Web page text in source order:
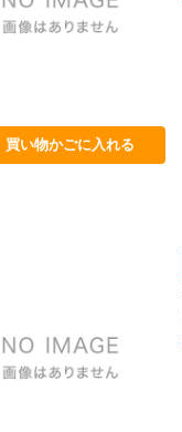
買い物かごに入れる